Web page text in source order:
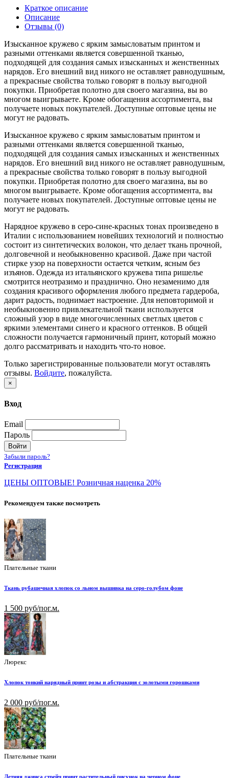
Краткое описание
Описание
Отзывы (0)
Изысканное кружево с ярким замысловатым принтом и
разными оттенками является совершенной тканью,
подходящей для создания самых изысканных и женственных
нарядов. Его внешний вид никого не оставляет равнодушным,
а прекрасные свойства только говорят в пользу выгодной
покупки. Приобретая полотно для своего магазина, вы во
многом выигрываете. Кроме обогащения ассортимента, вы
получаете новых покупателей. Доступные оптовые цены не
могут не радовать.
Изысканное кружево с ярким замысловатым принтом и
разными оттенками является совершенной тканью,
подходящей для создания самых изысканных и женственных
нарядов. Его внешний вид никого не оставляет равнодушным,
а прекрасные свойства только говорят в пользу выгодной
покупки. Приобретая полотно для своего магазина, вы во
многом выигрываете. Кроме обогащения ассортимента, вы
получаете новых покупателей. Доступные оптовые цены не
могут не радовать.
Нарядное кружево в серо-сине-красных тонах произведено в
Италии с использованием новейших технологий и полностью
состоит из синтетических волокон, что делает ткань прочной,
долговечной и необыкновенно красивой. Даже при частой
стирке узор на поверхности остается четким, ясным без
изъянов. Одежда из итальянского кружева типа ришелье
смотрится неотразимо и празднично. Оно незаменимо для
создания красивого оформления любого предмета гардероба,
дарит радость, поднимает настроение. Для неповторимой и
необыкновенно привлекательной ткани используется
сложный узор в виде многочисленных светлых цветов с
яркими элементами синего и красного оттенков. В общей
сложности получается гармоничный принт, который можно
долго рассматривать и находить что-то новое.
Только зарегистрированные пользователи могут оставлять
отзывы. Войдите, пожалуйста.
×
Вход
Email
Пароль
Войти
Забыли пароль?
Регистрация
ЦЕНЫ ОПТОВЫЕ! Розничная наценка 20%
Рекомендуем также посмотреть
Плательные ткани
Ткань рубашечная хлопок со льном вышивка на серо-голубом фоне
1 500 руб/пог.м.
Люрекс
Хлопок тонкий нарядный принт розы и абстракция с золотыми горошками
2 000 руб/пог.м.
Плательные ткани
Летняя джинса стрейч принт растительный рисунок на черном фоне